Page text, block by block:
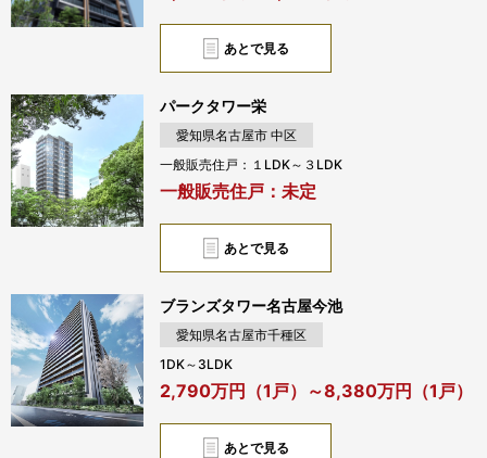
あとで見る
あとで見る
パークタワー栄
愛知県名古屋市 中区
一般販売住戸：１LDK～３LDK
一般販売住戸：未定
あとで見る
ブランズタワー名古屋今池
愛知県名古屋市千種区
1DK～3LDK
2,790万円（1戸）～8,380万円（1戸）